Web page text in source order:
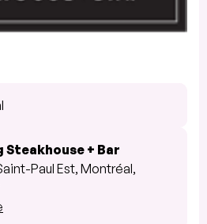
Steakhouse + Bar
Paul Est, Montréal,